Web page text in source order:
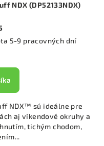
NDX (DP52133NDX)
5-9 pracovných dní
NDX™ sú ideálne pre
aj víkendové okruhy a
tichým chodom,